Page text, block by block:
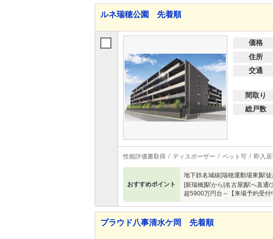
ルネ瑞穂公園 先着順
価格
住所
交通
間取り
総戸数
性能評価書取得 ディスポーザー ペット可 即入
おすすめポイント
地下鉄名城線[瑞穂運動場東]駅
[新瑞橋]駅から[名古屋]駅へ直
超5900万円台～【来場予約受付
プラウド八事清水ケ岡 先着順